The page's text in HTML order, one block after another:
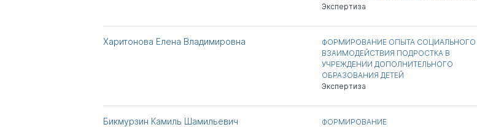
Экспертиза
Харитонова Елена Владимировна
ФОРМИРОВАНИЕ ОПЫТА СОЦИАЛЬНОГО
ВЗАИМОДЕЙСТВИЯ ПОДРОСТКА В
УЧРЕЖДЕНИИ ДОПОЛНИТЕЛЬНОГО
ОБРАЗОВАНИЯ ДЕТЕЙ
Экспертиза
Бикмурзин Камиль Шамильевич
ФОРМИРОВАНИЕ